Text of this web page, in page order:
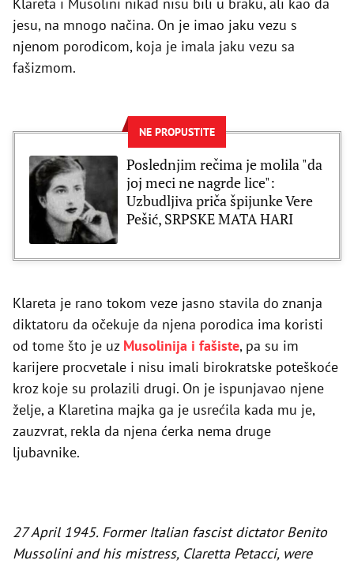
jesu, na mnogo načina. On je imao jaku vezu s
njenom porodicom, koja je imala jaku vezu sa
fašizmom.
NE PROPUSTITE
Poslednjim rečima je molila "da
joj meci ne nagrde lice":
Uzbudljiva priča špijunke Vere
Pešić, SRPSKE MATA HARI
Klareta je rano tokom veze jasno stavila do znanja
diktatoru da očekuje da njena porodica ima koristi
od tome što je uz Musolinija i fašiste, pa su im
karijere procvetale i nisu imali birokratske poteškoće
kroz koje su prolazili drugi. On je ispunjavao njene
želje, a Klaretina majka ga je usrećila kada mu je,
zauzvrat, rekla da njena ćerka nema druge
ljubavnike.
27 April 1945. Former Italian fascist dictator Benito
Mussolini and his mistress, Claretta Petacci, were